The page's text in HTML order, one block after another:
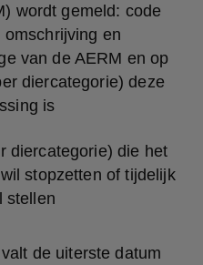
wordt gemeld: code
omschrijving en
van de AERM en op
diercategorie) deze
is
diercategorie) die het
stopzetten of tijdelijk
stellen
de uiterste datum